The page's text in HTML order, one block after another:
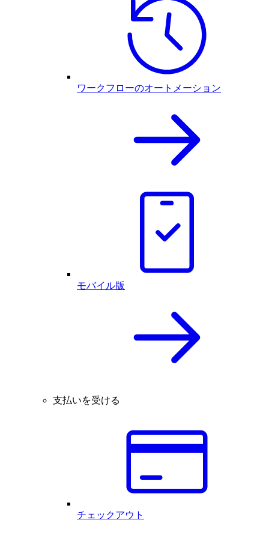
ワークフローのオートメーション
モバイル版
支払いを受ける
チェックアウト